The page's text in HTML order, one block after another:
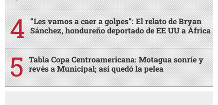
“Les vamos a caer a golpes”: El relato de Bryan
Sánchez, hondureño deportado de EE UU a África
Tabla Copa Centroamericana: Motagua sonríe y
revés a Municipal; así quedó la pelea